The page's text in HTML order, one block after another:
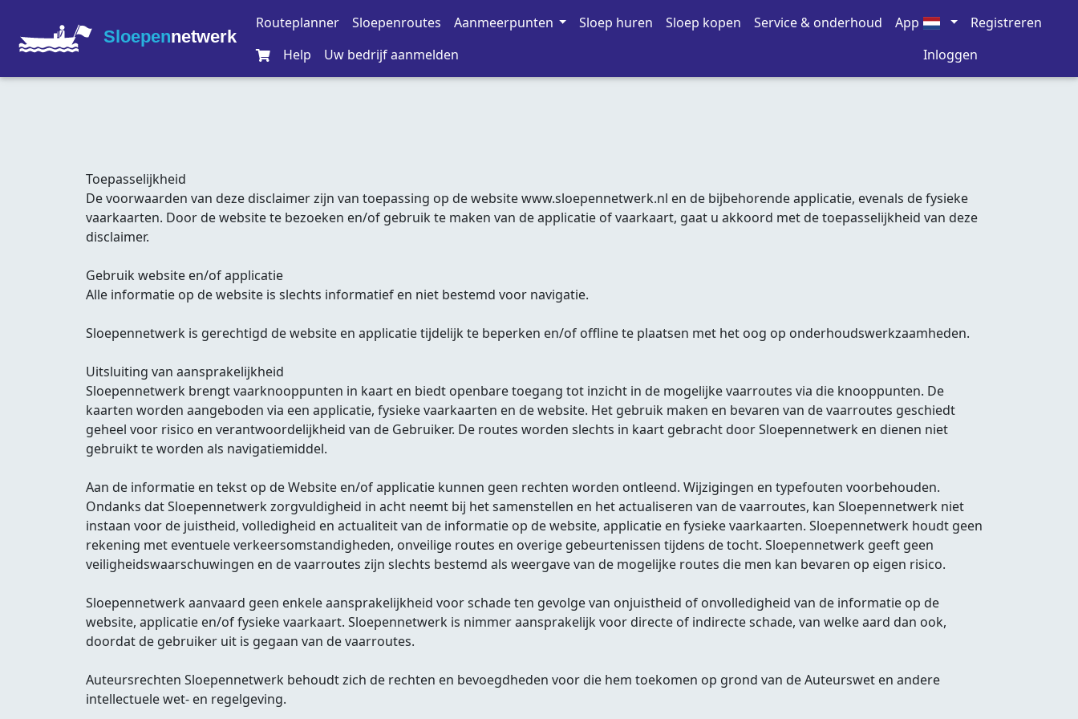
Sloepennetwerk
Routeplanner Sloepenroutes Aanmeerpunten Sloep huren Sloep kopen Service & onderhoud
App
Help
Uw bedrijf aanmelden
Registreren
Inloggen
Toepasselijkheid
De voorwaarden van deze disclaimer zijn van toepassing op de website www.sloepennetwerk.nl en de bijbehorende applicatie, evenals de fysieke
vaarkaarten. Door de website te bezoeken en/of gebruik te maken van de applicatie of vaarkaart, gaat u akkoord met de toepasselijkheid van deze
disclaimer.
Gebruik website en/of applicatie
Alle informatie op de website is slechts informatief en niet bestemd voor navigatie.
Sloepennetwerk is gerechtigd de website en applicatie tijdelijk te beperken en/of offline te plaatsen met het oog op onderhoudswerkzaamheden.
Uitsluiting van aansprakelijkheid
Sloepennetwerk brengt vaarknooppunten in kaart en biedt openbare toegang tot inzicht in de mogelijke vaarroutes via die knooppunten. De
kaarten worden aangeboden via een applicatie, fysieke vaarkaarten en de website. Het gebruik maken en bevaren van de vaarroutes geschiedt
geheel voor risico en verantwoordelijkheid van de Gebruiker. De routes worden slechts in kaart gebracht door Sloepennetwerk en dienen niet
gebruikt te worden als navigatiemiddel.
Aan de informatie en tekst op de Website en/of applicatie kunnen geen rechten worden ontleend. Wijzigingen en typefouten voorbehouden.
Ondanks dat Sloepennetwerk zorgvuldigheid in acht neemt bij het samenstellen en het actualiseren van de vaarroutes, kan Sloepennetwerk niet
instaan voor de juistheid, volledigheid en actualiteit van de informatie op de website, applicatie en fysieke vaarkaarten. Sloepennetwerk houdt geen
rekening met eventuele verkeersomstandigheden, onveilige routes en overige gebeurtenissen tijdens de tocht. Sloepennetwerk geeft geen
veiligheidswaarschuwingen en de vaarroutes zijn slechts bestemd als weergave van de mogelijke routes die men kan bevaren op eigen risico.
Sloepennetwerk aanvaard geen enkele aansprakelijkheid voor schade ten gevolge van onjuistheid of onvolledigheid van de informatie op de
website, applicatie en/of fysieke vaarkaart. Sloepennetwerk is nimmer aansprakelijk voor directe of indirecte schade, van welke aard dan ook,
doordat de gebruiker uit is gegaan van de vaarroutes.
Auteursrechten Sloepennetwerk behoudt zich de rechten en bevoegdheden voor die hem toekomen op grond van de Auteurswet en andere
intellectuele wet- en regelgeving.